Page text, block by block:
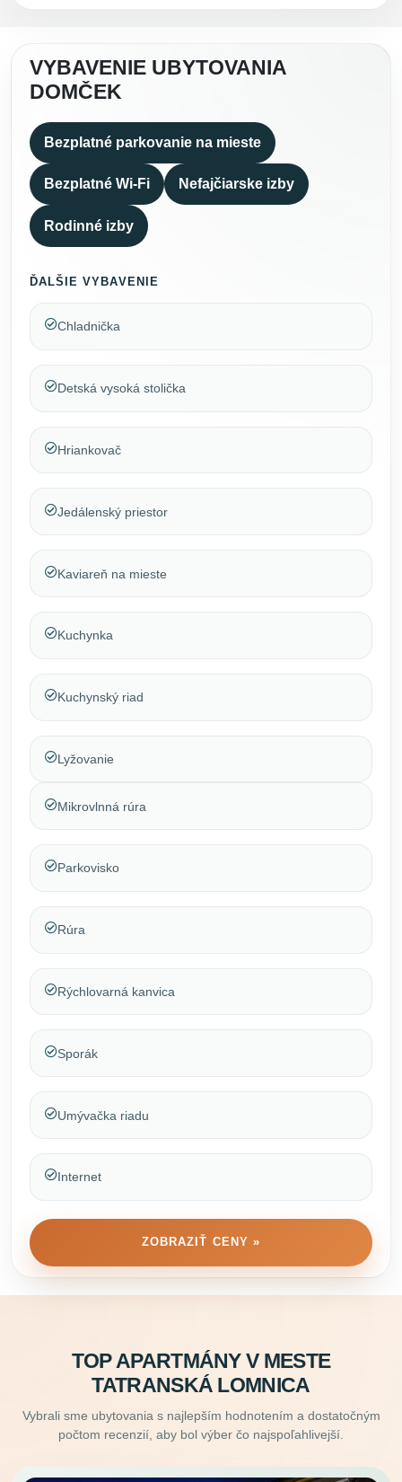
VYBAVENIE UBYTOVANIA
DOMČEK
Bezplatné parkovanie na mieste
Bezplatné Wi-Fi Nefajčiarske izby
Rodinné izby
ĎALŠIE VYBAVENIE
Chladnička
Detská vysoká stolička
Hriankovač
Jedálenský priestor
Kaviareň na mieste
Kuchynka
Kuchynský riad
Lyžovanie
Mikrovlnná rúra
Parkovisko
Rúra
Rýchlovarná kanvica
Sporák
Umývačka riadu
Internet
ZOBRAZIŤ CENY »
TOP APARTMÁNY V MESTE
TATRANSKÁ LOMNICA
Vybrali sme ubytovania s najlepším hodnotením a dostatočným
počtom recenzií, aby bol výber čo najspoľahlivejší.